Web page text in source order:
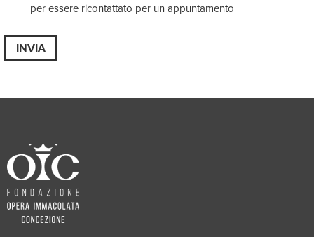
per essere ricontattato per un appuntamento